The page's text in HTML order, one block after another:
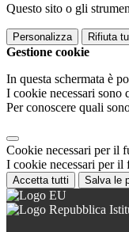
Questo sito o gli
Personalizza Rifiuta
Gestione cookie
In questa schermata è
I cookie necessari sono
Per conoscere quali
Cookie necessari per il
I cookie necessari per il
Accetta tutti Salva le